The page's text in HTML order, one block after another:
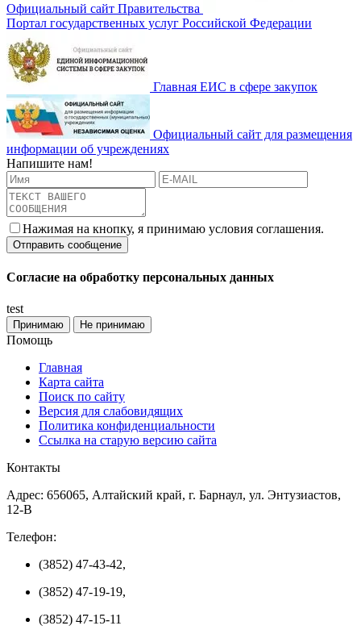
Официальный сайт Правительства
Портал государственных услуг Российской Федерации
Главная ЕИС в сфере закупок
Официальный сайт для размещения
информации об учреждениях
Напишите нам!
Нажимая на кнопку, я принимаю условия соглашения.
Согласие на обработку персональных данных
test
Принимаю Не принимаю
Помощь
Главная
Карта сайта
Поиск по сайту
Версия для слабовидящих
Политика конфиденциальности
Ссылка на старую версию сайта
Контакты
Адрес: 656065, Алтайский край, г. Барнаул, ул. Энтузиастов,
12-В
Телефон:
(3852) 47-43-42,
(3852) 47-19-19,
(3852) 47-15-11